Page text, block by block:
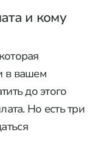
и кому
в вашем
до этого
Но есть три